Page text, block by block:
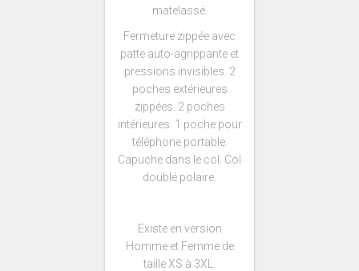
matelassé.
Fermeture zippée avec
patte auto-agrippante et
pressions invisibles. 2
poches extérieures
zippées. 2 poches
intérieures. 1 poche pour
téléphone portable.
Capuche dans le col. Col
doublé polaire.
Existe en version
Homme et Femme de
taille XS à 3XL.